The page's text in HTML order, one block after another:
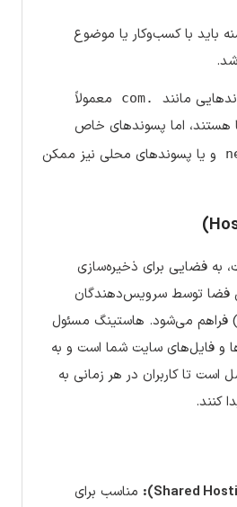
باید با کسب‌وکار یا موضوع
مانند .com
معمولاً
هستند، اما پسوندهای خاص
و یا پسوندهای محلی نیز ممکن
به فضایی برای ذخیره‌سازی
فضا توسط سرویس‌دهندگان
فراهم می‌شود. هاستینگ مسئول
و فایل‌های سایت شما است و به
است تا کاربران در هر زمانی به
کنند.
مناسب برای